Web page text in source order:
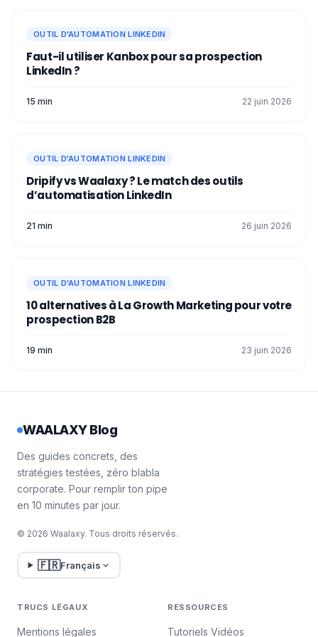
pouvez meneraprès votre première
Conclusion
conditions dans
bon fonctionnement. Une fois que vous
aurez compris comment cela fonctionne,
vous pourrez faire des campagnes
Vous n’aurez qu’à suivre les résultats ! 🤠
OUTIL D'AUTOMATION LINKEDIN
Faut-il utiliser Kanbox pour sa prospection
LinkedIn ?
15 min 22 juin 2026
OUTIL D'AUTOMATION LINKEDIN
Dripify vs Waalaxy ? Le match des outils
d’automatisation LinkedIn
21 min 26 juin 2026
OUTIL D'AUTOMATION LINKEDIN
10 alternatives à La Growth Marketing pour votre
prospection B2B
19 min 23 juin 2026
WAALAXY Blog
Des guides concrets, des
stratégies testées, zéro blabla
corporate. Pour remplir ton pipe
en 10 minutes par jour.
© 2026 Waalaxy. Tous droits réservés.
🇫🇷Français
TRUCS LÉGAUX
Mentions légales
RESSOURCES
Tutoriels Vidéos